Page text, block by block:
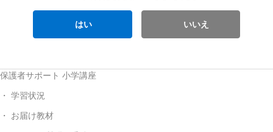
はい いいえ
保護者サポート 小学講座
学習状況
お届け教材